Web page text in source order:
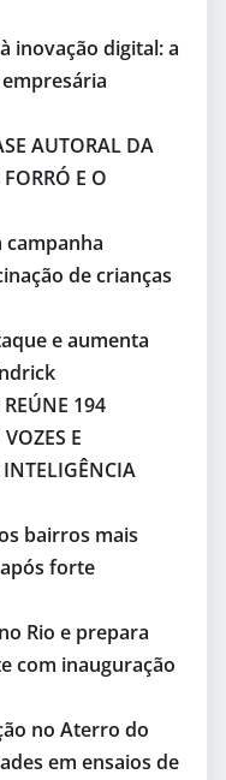
inovação digital: a
AUTORAL DA
E O
campanha
de crianças
e aumenta
194
E
INTELIGÊNCIA
bairros mais
forte
Rio e prepara
com inauguração
no Aterro do
em ensaios de